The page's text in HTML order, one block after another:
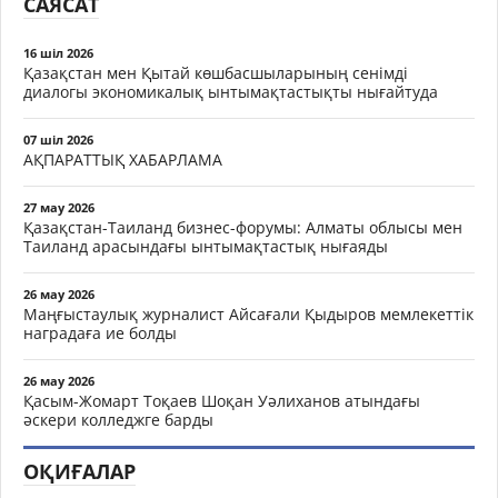
16 шіл 2026
Қазақстан мен Қытай көшбасшыларының сенімді
диалогы экономикалық ынтымақтастықты нығайтуда
07 шіл 2026
АҚПАРАТТЫҚ ХАБАРЛАМА
27 мау 2026
Қазақстан-Таиланд бизнес-форумы: Алматы облысы мен
Таиланд арасындағы ынтымақтастық нығаяды
26 мау 2026
Маңғыстаулық журналист Айсағали Қыдыров мемлекеттік
наградаға ие болды
26 мау 2026
Қасым-Жомарт Тоқаев Шоқан Уәлиханов атындағы
әскери колледжге барды
ОҚИҒАЛАР